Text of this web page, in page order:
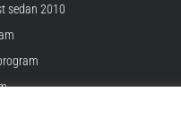
sedan 2010